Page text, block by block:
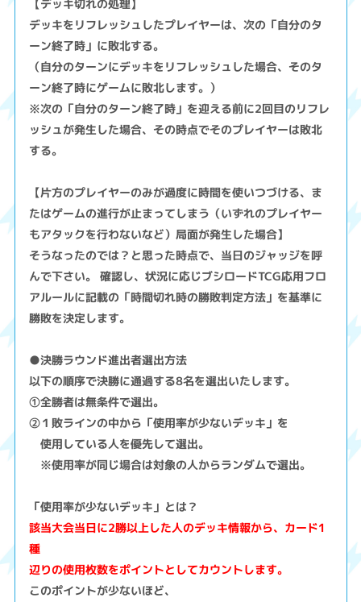
【デッキ切れの処理】
デッキをリフレッシュしたプレイヤーは、次の「自分のタ
ーン終了時」に敗北する。
（自分のターンにデッキをリフレッシュした場合、そのタ
ーン終了時にゲームに敗北します。）
※次の「自分のターン終了時」を迎える前に2回目のリフレ
ッシュが発生した場合、その時点でそのプレイヤーは敗北
する。
【片方のプレイヤーのみが過度に時間を使いつづける、ま
たはゲームの進行が止まってしまう（いずれのプレイヤー
もアタックを行わないなど）局面が発生した場合】
そうなったのでは？と思った時点で、当日のジャッジを呼
んで下さい。 確認し、状況に応じブシロードTCG応用フロ
アルールに記載の「時間切れ時の勝敗判定方法」を基準に
勝敗を決定します。
●決勝ラウンド進出者選出方法
以下の順序で決勝に通過する8名を選出いたします。
①全勝者は無条件で選出。
②１敗ラインの中から「使用率が少ないデッキ」を
使用している人を優先して選出。
※使用率が同じ場合は対象の人からランダムで選出。
「使用率が少ないデッキ」とは？
該当大会当日に2勝以上した人のデッキ情報から、カード1
種
辺りの使用枚数をポイントとしてカウントします。
このポイントが少ないほど、